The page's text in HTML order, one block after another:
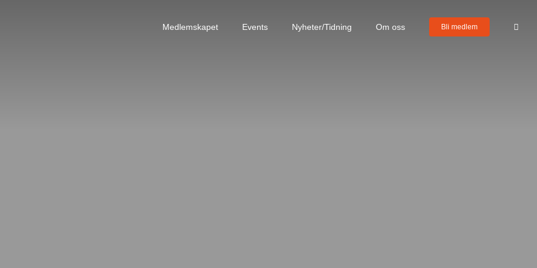
Medlemskapet Events Nyheter/Tidning Om oss Bli medlem